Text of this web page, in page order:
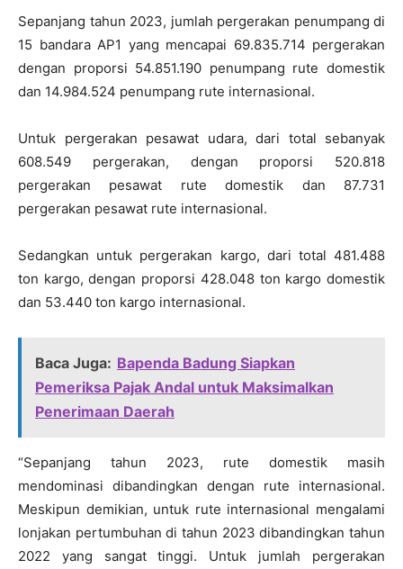
Sepanjang tahun 2023, jumlah pergerakan penumpang di
15 bandara AP1 yang mencapai 69.835.714 pergerakan
dengan proporsi 54.851.190 penumpang rute domestik
dan 14.984.524 penumpang rute internasional.
Untuk pergerakan pesawat udara, dari total sebanyak
608.549 pergerakan, dengan proporsi 520.818
pergerakan pesawat rute domestik dan 87.731
pergerakan pesawat rute internasional.
Sedangkan untuk pergerakan kargo, dari total 481.488
ton kargo, dengan proporsi 428.048 ton kargo domestik
dan 53.440 ton kargo internasional.
Baca Juga: Bapenda Badung Siapkan
Pemeriksa Pajak Andal untuk Maksimalkan
Penerimaan Daerah
“Sepanjang tahun 2023, rute domestik masih
mendominasi dibandingkan dengan rute internasional.
Meskipun demikian, untuk rute internasional mengalami
lonjakan pertumbuhan di tahun 2023 dibandingkan tahun
2022 yang sangat tinggi. Untuk jumlah pergerakan